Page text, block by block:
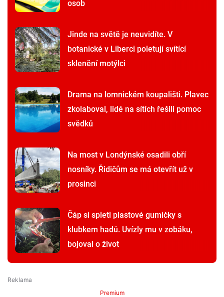
osob
Jinde na světě je neuvidíte. V
botanické v Liberci poletují svítící
sklenění motýlci
Drama na lomnickém koupališti. Plavec
zkolaboval, lidé na sítích řešili pomoc
svědků
Na most v Londýnské osadili obří
nosníky. Řidičům se má otevřít už v
prosinci
Čáp si spletl plastové gumičky s
klubkem hadů. Uvízly mu v zobáku,
bojoval o život
Premium